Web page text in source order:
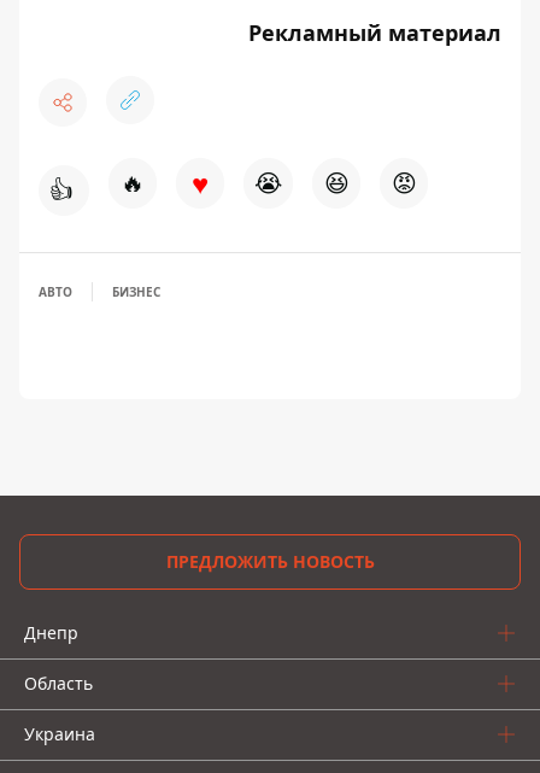
Рекламный материал
👍 🔥 ♥ 😭 😆 😡
АВТО БИЗНЕС
ПРЕДЛОЖИТЬ НОВОСТЬ
Днепр
Область
Украина